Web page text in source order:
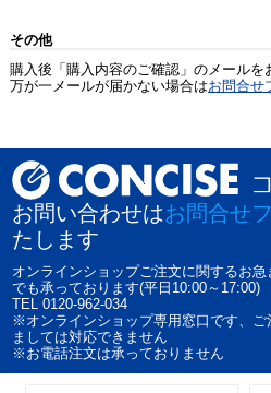
その他
購入後「購入内容のご確認」のメールを
万が一メールが届かない場合はお問合せ
お問い合わせはお問合せ
たします
オンラインショップご注文に関するお
でも承っております(平日10:00～17:00)
TEL 0120-962-034
※オンラインショップ専用窓口です、ご
ましては対応できません
※お電話注文は承っておりません